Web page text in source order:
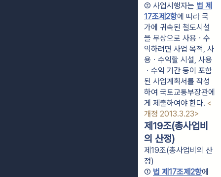
② 사업시행자는 법 제
17조제2항에 따라 국
가에 귀속된 철도시설
을 무상으로 사용ㆍ수
익하려면 사업 목적, 사
용ㆍ수익할 시설, 사용
ㆍ수익 기간 등이 포함
된 사업계획서를 작성
하여 국토교통부장관에
게 제출하여야 한다. <
개정 2013.3.23>
제19조(총사업비
의 산정)
제19조(총사업비의 산
정)
① 법 제17조제2항에